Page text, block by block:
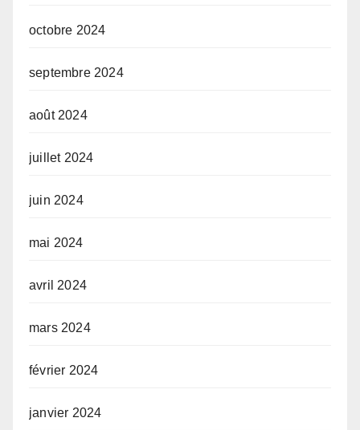
octobre 2024
septembre 2024
août 2024
juillet 2024
juin 2024
mai 2024
avril 2024
mars 2024
février 2024
janvier 2024